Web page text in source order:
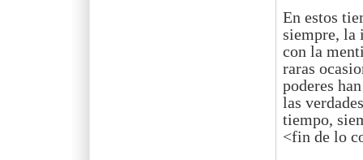
En estos
siempre, la
con la
raras
poderes
las
tiempo,
<fin de lo